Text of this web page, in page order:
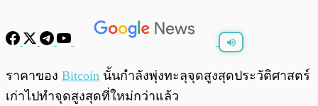
/0:00
ราคาของ Bitcoin นั้นกำลังพุ่งทะลุจุดสูงสุดประวัติศาสตร์
เก่าไปทำจุดสูงสุดที่ใหม่กว่าแล้ว